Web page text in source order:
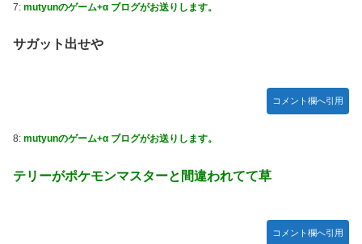
【艦これ】今回のかわいい大賞は決まった
【艦これ】ジャージ鹿島 他
連合のモルモット部隊の部隊長になりました 第42話
【HUNTER×HUNTER】センリツが本気を出せば、BW号を
【朗報】 任天堂、microSD Expressを普及させてしまう…
ヴィクターはエインフェリアを集めるようです 第75話
7: mutyunのゲーム+α ブログがお送りします。
サガット出せや
コメント欄へ引用
8: mutyunのゲーム+α ブログがお送りします。
テリーがポケモンマスターと間違われてて草
コメント欄へ引用